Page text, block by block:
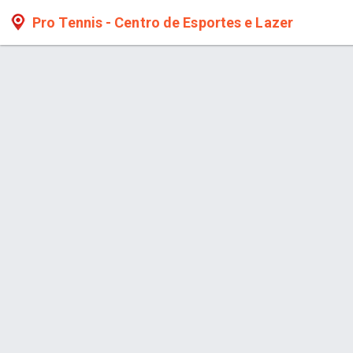
Pro Tennis - Centro de Esportes e Lazer